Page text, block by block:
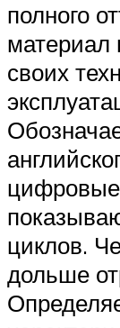
полного
материал
своих
цифровые
циклов.
дольше